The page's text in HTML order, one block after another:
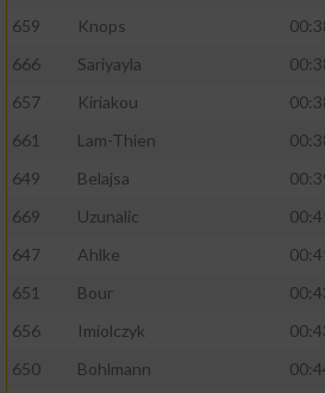
659
Knops
666
Sariyayla
657
Kiriakou
661
Lam-Thien
649
Belajsa
669
Uzunalic
647
Ahlke
651
Bour
656
Imiolczyk
650
Bohlmann